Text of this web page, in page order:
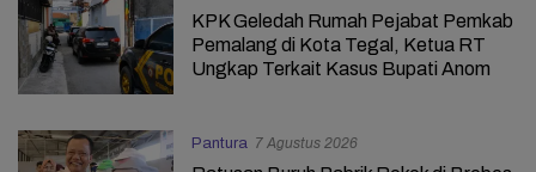
KPK Geledah Rumah Pejabat Pemkab
Pemalang di Kota Tegal, Ketua RT
Ungkap Terkait Kasus Bupati Anom
Pantura 7 Agustus 2026